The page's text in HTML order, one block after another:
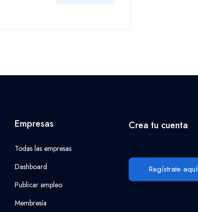
Empresas
Todas las empresas
Dashboard
Publicar empleo
Membresía
Crea tu cuenta
Regístrate aquí